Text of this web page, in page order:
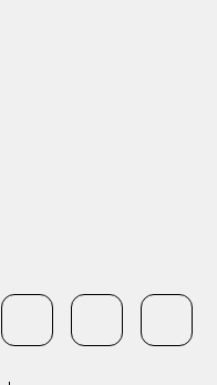
LinkedIn